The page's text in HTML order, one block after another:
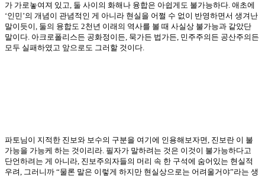
가 가로놓여져 있고, 둘 사이의 화해나 융합은 아쉽게도 불가능하다. 애초에
‘인민 ’의 개념이 관념적인 게 아니라 현실을 어쩔 수 없이 반영하면서 생겨난
말이듯이, 둘의 융합도 2천년 이래의 역사를 볼 때 사실상 불가능과 같았단
말이다. 아크로폴리스든 공화정이든, 묵가든 법가든, 민주주의든 공산주의든
모두 실패하였고 앞으로도 그러할 것이다.
파토님이 지적한 진보와 보수의 구분을 여기에 인용해보자면, 진보란 이 불
가능을 가능케 하는 것이리라. 필자가 말하려는 것은 이것이 불가능하다고
단언하려는 게 아니라, 진보주의자들의 머리 속 한 구석에 숨어있는 현실적
우려, 그러니까 “물론 말은 이렇게 하지만 현실상으로는 어려울거야”라는 생